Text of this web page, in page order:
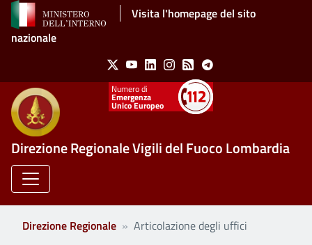
Salta al contenuto principaleVisita l'homepage del sito
nazionale
Social Menu
X YoutubeLinkedinInstagram
Feed Telegram
Emergenza
Unico Europeo
Direzione Regionale Vigili del Fuoco Lombardia
Direzione Regionale Articolazione degli uffici